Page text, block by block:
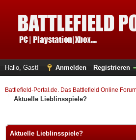
Hallo, Gast! Anmelden Registrieren
Battlefield-Portal.de. Das Battlefield Online
Aktuelle Lieblinsspiele?
Aktuelle Lieblinsspiele?